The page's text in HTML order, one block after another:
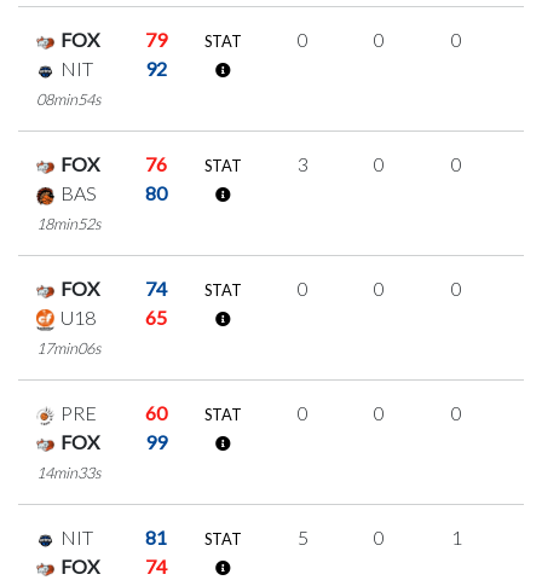
FOX
79
NIT
92
08min54s
STAT 0 0 0
FOX
76
BAS
80
18min52s
STAT 3 0 0
FOX
74
U18
65
17min06s
STAT 0 0 0
PRE
60
FOX
99
14min33s
STAT 0 0 0
NIT
81
FOX
74
STAT 5 0 1